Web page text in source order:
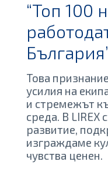
“Топ 100
Това
усилия на
и стремежът
среда. В LIREX
развитие,
изграждаме
чувства ценен.